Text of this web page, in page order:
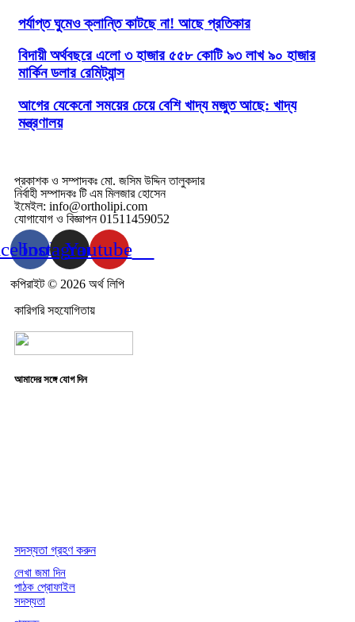
পর্যাপ্ত ঘুমেও ক্লান্তি কাটছে না! আছে প্রতিকার
বিদায়ী অর্থবছরে এলো ৩ হাজার ৫৫৮ কোটি ৯৩ লাখ ৯০ হাজার
মার্কিন ডলার রেমিট্যান্স
আগের যেকেনো সময়ের চেয়ে বেশি খাদ্য মজুত আছে: খাদ্য
মন্ত্রণালয়
প্রকাশক ও সম্পাদকঃ মো. জসিম উদ্দিন তালুকদার
নির্বাহী সম্পাদকঃ টি এম মিলজার হোসেন
ইমেইল: info@ortholipi.com
যোগাযোগ ও বিজ্ঞাপন 01511459052
Instagram
Youtube
কপিরাইট © 2026 অর্থ লিপি
কারিগরি সহযোগিতায়
আমাদের সঙ্গে যোগ দিন
সদস্যতা গ্রহণ করুন
লেখা জমা দিন
পাঠক প্রোফাইল
সদস্যতা